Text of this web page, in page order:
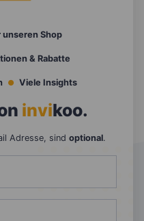
Shop
& Rabatte
Viele Insights
invikoo.
Adresse, sind optional.